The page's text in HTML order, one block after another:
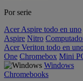
Por serie
Acer Aspire todo en uno
Aspire Nitro
Acer Veriton todo en
One Chromebox Mini
Windows
Chromebooks